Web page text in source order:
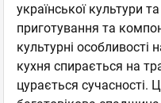
української культури
приготування та
культурні особливості
кухня спирається на
цурається сучасності.